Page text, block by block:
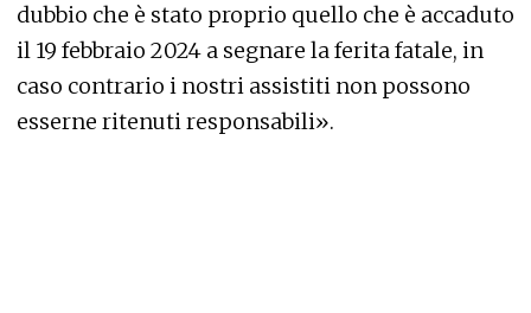
dubbio che è stato proprio quello che è accaduto
il 19 febbraio 2024 a segnare la ferita fatale, in
caso contrario i nostri assistiti non possono
esserne ritenuti responsabili».